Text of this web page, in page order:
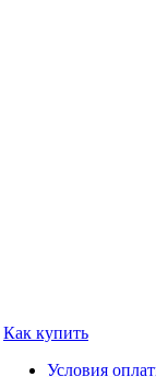
Как купить
Условия